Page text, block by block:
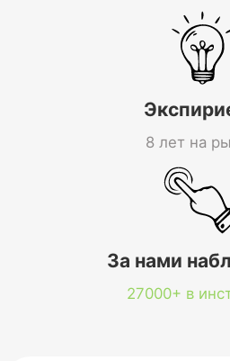
8 лет на
За нами
27000+ в